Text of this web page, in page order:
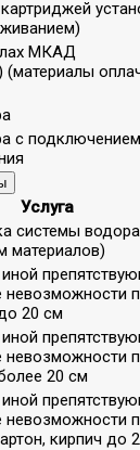
МКАД
с
Услуга
системы
материалов)
невозможности
20 см
невозможности
20 см
невозможности
кирпич до